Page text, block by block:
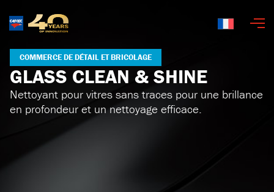
COMMERCE DE DÉTAIL ET BRICOLAGE
GLASS CLEAN & SHINE
Nettoyant pour vitres sans traces pour une brillance
en profondeur et un nettoyage efficace.